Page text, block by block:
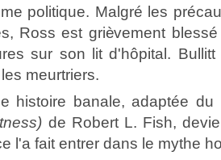
politique. Malgré les
Ross est grièvement
sur son lit d'hôpital.
meurtriers.
histoire banale, adaptée
de Robert L. Fish,
l'a fait entrer dans le mythe